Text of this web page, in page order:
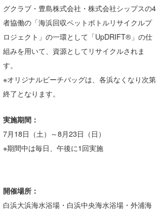
グクラブ・豊島株式会社・株式会社シップスの4
者協働の「海浜回収ペットボトルリサイクルプ
ロジェクト」の一環として「UpDRIFT®」の仕
組みを用いて、資源としてリサイクルされま
す。
※オリジナルビーチバッグは、各浜なくなり次第
終了となります。
実施期間：
7月18日（土）～8月23日（日）
※期間中は毎日、午後に1回実施
開催場所：
白浜大浜海水浴場・白浜中央海水浴場・外浦海